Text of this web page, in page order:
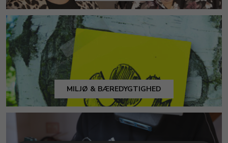
MILJØ & BÆREDYGTIGHED